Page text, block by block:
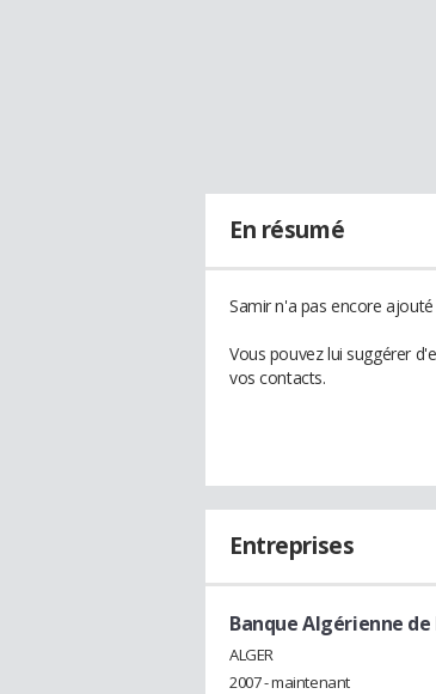
En résumé
Samir n'a pas encore
Vous pouvez lui suggérer
vos contacts.
Entreprises
Banque Algérienne
ALGER
2007 - maintenant